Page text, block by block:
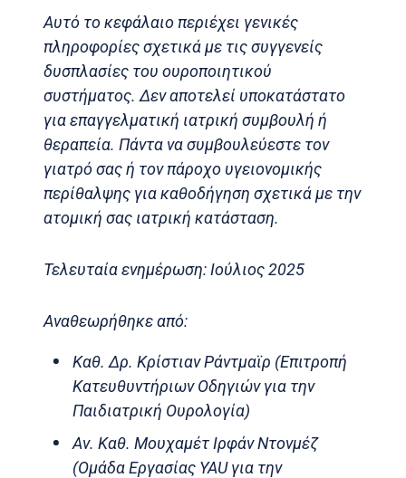
Αυτό το κεφάλαιο περιέχει γενικές
πληροφορίες σχετικά με τις συγγενείς
δυσπλασίες του ουροποιητικού
συστήματος. Δεν αποτελεί υποκατάστατο
για επαγγελματική ιατρική συμβουλή ή
θεραπεία. Πάντα να συμβουλεύεστε τον
γιατρό σας ή τον πάροχο υγειονομικής
περίθαλψης για καθοδήγηση σχετικά με την
ατομική σας ιατρική κατάσταση.
Τελευταία ενημέρωση: Ιούλιος 2025
Αναθεωρήθηκε από:
Καθ. Δρ. Κρίστιαν Ράντμαϊρ (Επιτροπή
Κατευθυντήριων Οδηγιών για την
Παιδιατρική Ουρολογία)
Αν. Καθ. Μουχαμέτ Ιρφάν Ντονμέζ
(Ομάδα Εργασίας YAU για την